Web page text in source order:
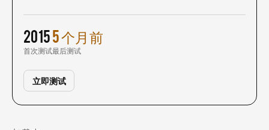
2015
首次测试
5 个月前
最后测试
立即测试